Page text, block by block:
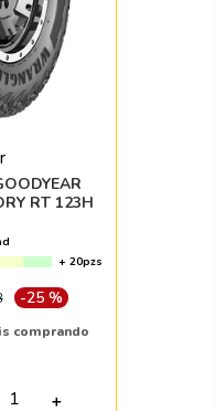
RT 123H
+ 20pzs
-25 %
comprando
＋